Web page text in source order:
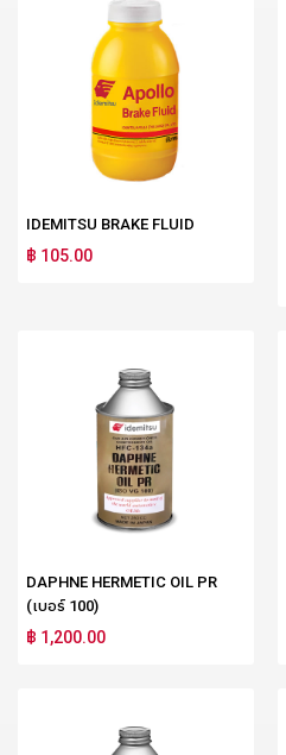
IDEMITSU BRAKE FLUID
฿ 105.00
DAPHNE HERMETIC OIL PR
(เบอร์ 100)
฿ 1,200.00